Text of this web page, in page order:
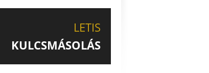
ISMERJE MEG EGYEDÜLÁLLÓ
SZOLGÁLTATÁSUNKAT!
LETIS
KULCSMÁSOLÁS